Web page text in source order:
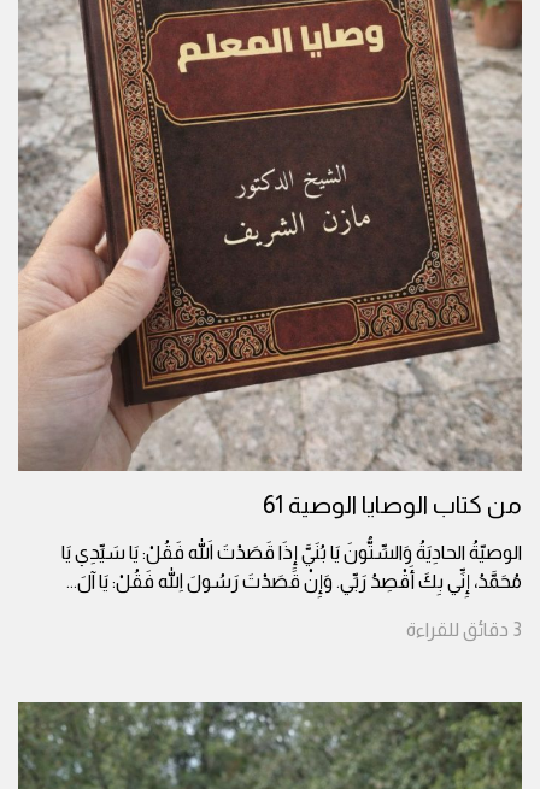
من كتاب الوصايا الوصية 61
الوصيّةُ الحادِيَةُ وَالسِّتُّونَ يَا بُنَيَّ إِذَا قَصَدْتَ اللهَ فَقُلْ: يَا سَيِّدِي يَا
مُحَمَّدُ، إِنِّي بِكَ أَقْصِدُ رَبِّي. وَإِنْ قَصَدْتَ رَسُولَ اللهِ فَقُلْ: يَا آلَ...
3 دقائق للقراءة